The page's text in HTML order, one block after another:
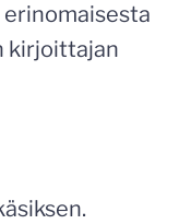
kirjoittajan